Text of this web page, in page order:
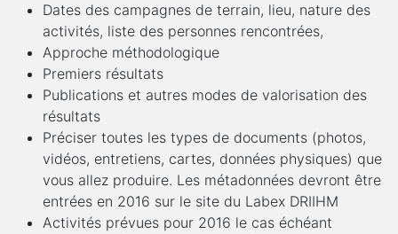
Dates des campagnes de terrain, lieu, nature des
activités, liste des personnes rencontrées,
Approche méthodologique
Premiers résultats
Publications et autres modes de valorisation des
résultats
Préciser toutes les types de documents (photos,
vidéos, entretiens, cartes, données physiques) que
vous allez produire. Les métadonnées devront être
entrées en 2016 sur le site du Labex DRIIHM
Activités prévues pour 2016 le cas échéant